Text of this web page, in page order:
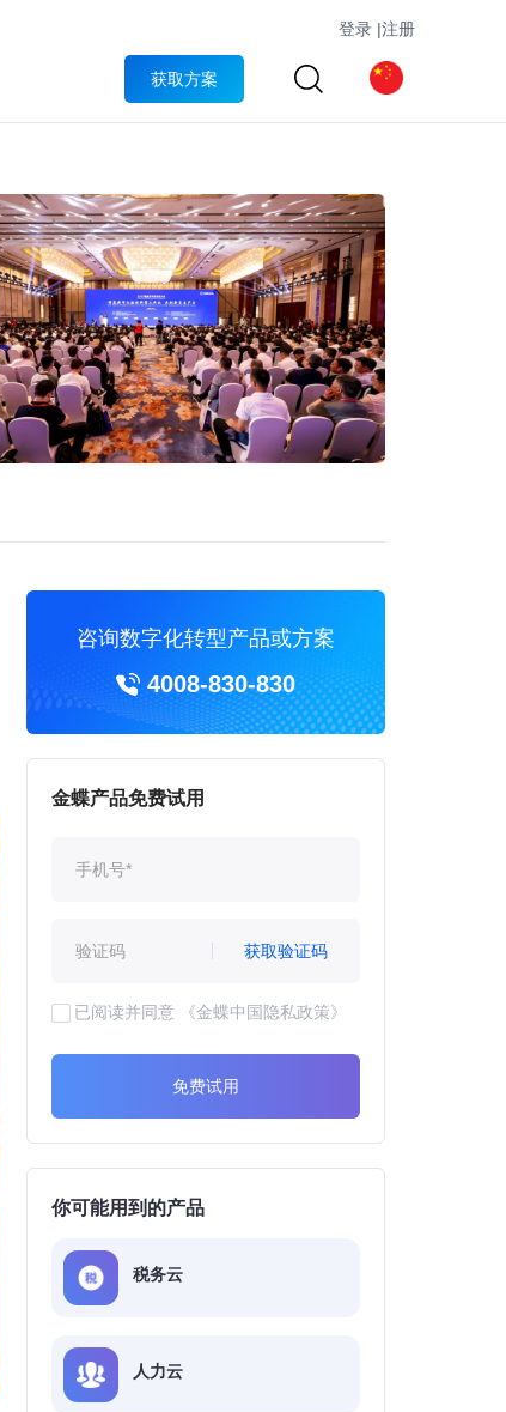
登录 |注册
获取方案
咨询数字化转型产品或方案
4008-830-830
金蝶产品免费试用
获取验证码
已阅读并同意 《金蝶中国隐私政策》
免费试用
你可能用到的产品
税务云
人力云